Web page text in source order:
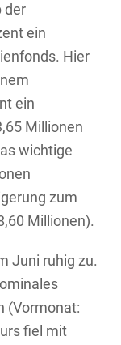
der
ein
Hier
ein
Millionen
wichtige
zum
Millionen).
Juni ruhig zu.
(Vormonat:
fiel mit